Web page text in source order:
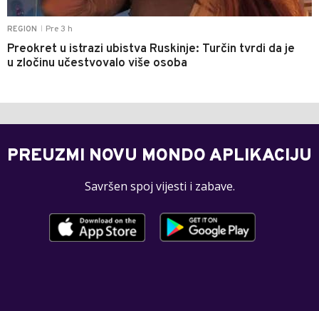
REGION Pre 3 h
Preokret u istrazi ubistva Ruskinje: Turčin tvrdi da je
u zločinu učestvovalo više osoba
PREUZMI NOVU MONDO APLIKACIJU
Savršen spoj vijesti i zabave.